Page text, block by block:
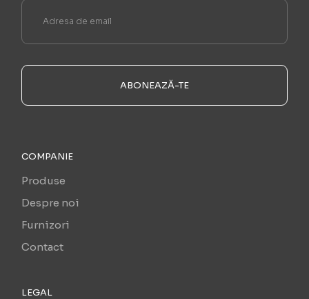
ABONEAZĂ-TE
COMPANIE
Produse
Despre noi
Furnizori
Contact
LEGAL